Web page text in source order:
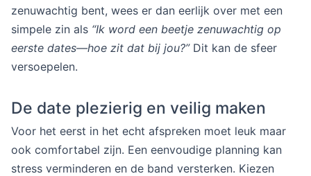
zenuwachtig bent, wees er dan eerlijk over met een
simpele zin als “Ik word een beetje zenuwachtig op
eerste dates—hoe zit dat bij jou?”Dit kan de sfeer
versoepelen.
De date plezierig en veilig maken
Voor het eerst in het echt afspreken moet leuk maar
ook comfortabel zijn. Een eenvoudige planning kan
stress verminderen en de band versterken. Kiezen